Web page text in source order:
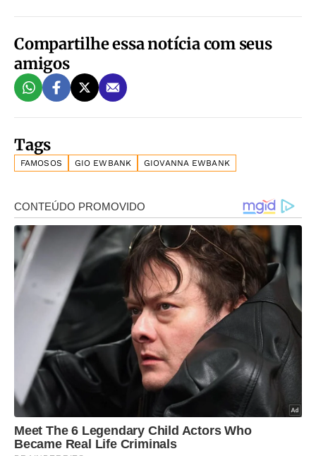
Compartilhe essa notícia com seus
amigos
Tags
FAMOSOS GIO EWBANK GIOVANNA EWBANK